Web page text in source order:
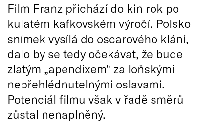
Film Franz přichází do kin rok po
kulatém kafkovském výročí. Polsko
snímek vysílá do oscarového klání,
dalo by se tedy očekávat, že bude
zlatým „apendixem“ za loňskými
nepřehlédnutelnými oslavami.
Potenciál filmu však v řadě směrů
zůstal nenaplněný.